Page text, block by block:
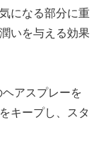
になる部分に重
いを与える効果
アスプレーを
キープし、スタ